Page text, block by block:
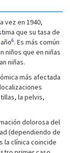
vez en 1940,
que su tasa de
6. Es más común
niños que en niñas
niñas.
más afectada
la pelvis,
dolorosa del
(dependiendo de
la clínica coincide